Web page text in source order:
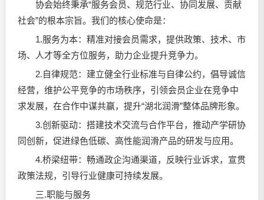
协会始终秉承“服务会员、规范行业、协同发展、贡献
社会”的根本宗旨。我们的核心使命是：
1.服务为本：精准对接会员需求，提供政策、技术、市
场、人才等全方位服务，助力企业提升竞争力。
2.自律规范：建立健全行业标准与自律公约，倡导诚信
经营，维护公平竞争的市场秩序，引领会员企业在竞争中
求发展，在合作中谋共赢，提升“湖北润滑”整体品牌形象。
3.创新驱动：搭建技术交流与合作平台，推动产学研协
同创新，促进绿色低碳、高性能润滑产品的研发与应用。
4.桥梁纽带：畅通政企沟通渠道，反映行业诉求，宣贯
政策法规，引导行业健康可持续发展。
三.职能与服务